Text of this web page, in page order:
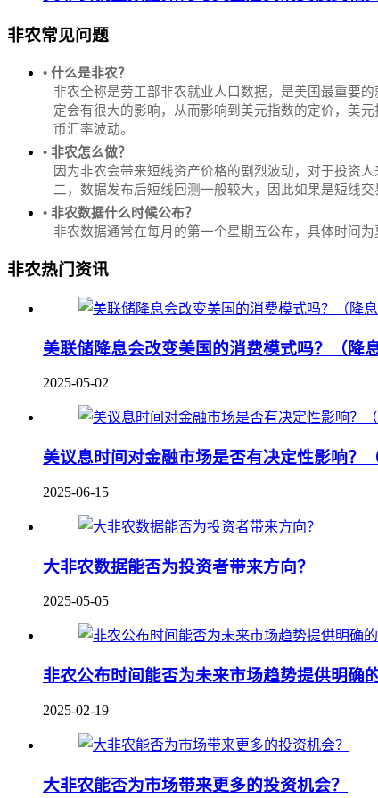
非农常见问题
• 什么是非农？
非农全称是劳工部非农就业人口数据，是美国最重要
定会有很大的影响，从而影响到美元指数的定价，美
币汇率波动。
• 非农怎么做？
因为非农会带来短线资产价格的剧烈波动，对于投资
二，数据发布后短线回测一般较大，因此如果是短线交
• 非农数据什么时候公布？
非农数据通常在每月的第一个星期五公布，具体时间
非农热门资讯
美联储降息会改变美国的消费模式吗？（降
2025-05-02
美议息时间对金融市场是否有决定性影响？
2025-06-15
大非农数据能否为投资者带来方向？
2025-05-05
非农公布时间能否为未来市场趋势提供明确
2025-02-19
大非农能否为市场带来更多的投资机会？